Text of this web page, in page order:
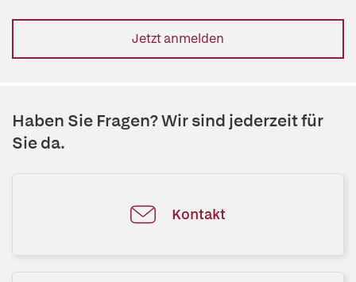
Jetzt anmelden
Haben Sie Fragen? Wir sind jederzeit für
Sie da.
Kontakt